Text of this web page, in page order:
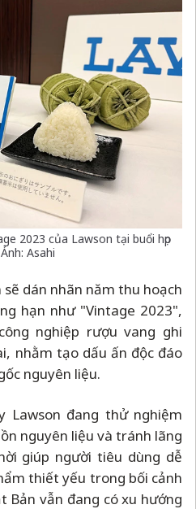
2023 của Lawson tại buổi họp
Asahi
dán nhãn năm thu hoạch
hạn như "Vintage 2023",
nghiệp rượu vang ghi
nhằm tạo dấu ấn độc đáo
nguyên liệu.
Lawson đang thử nghiệm
nguyên liệu và tránh lãng
giúp người tiêu dùng dễ
thiết yếu trong bối cảnh
Bản vẫn đang có xu hướng